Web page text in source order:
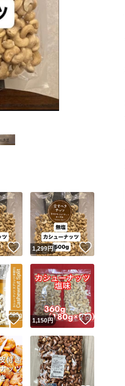
いいね！
1,299円
いいね！
1,150円 いいね！